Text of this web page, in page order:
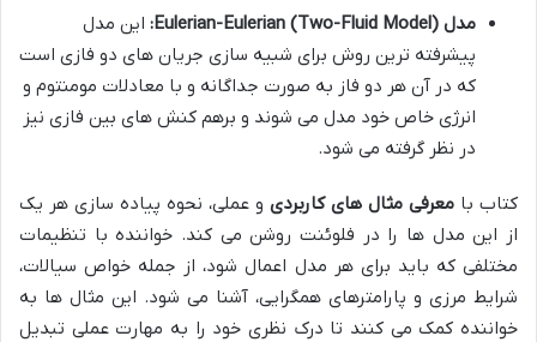
مدل Eulerian-Eulerian (Two-Fluid Model):
این مدل
پیشرفته ترین روش برای شبیه سازی جریان های دو فازی است
که در آن هر دو فاز به صورت جداگانه و با معادلات مومنتوم و
انرژی خاص خود مدل می شوند و برهم کنش های بین فازی نیز
در نظر گرفته می شود.
کتاب با معرفی مثال های کاربردی و عملی، نحوه پیاده سازی هر یک
از این مدل ها را در فلوئنت روشن می کند. خواننده با تنظیمات
مختلفی که باید برای هر مدل اعمال شود، از جمله خواص سیالات،
شرایط مرزی و پارامترهای همگرایی، آشنا می شود. این مثال ها به
خواننده کمک می کنند تا درک نظری خود را به مهارت عملی تبدیل